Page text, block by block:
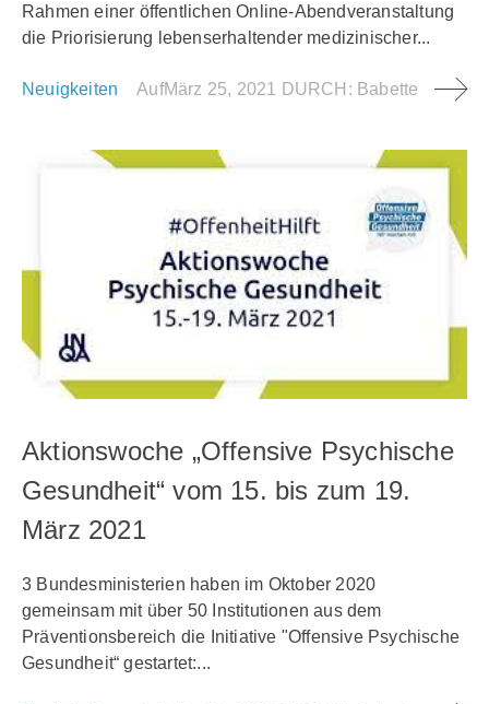
Rahmen einer öffentlichen Online-Abendveranstaltung
die Priorisierung lebenserhaltender medizinischer...
Neuigkeiten AufMärz 25, 2021 DURCH: Babette
Aktionswoche „Offensive Psychische
Gesundheit“ vom 15. bis zum 19.
März 2021
3 Bundesministerien haben im Oktober 2020
gemeinsam mit über 50 Institutionen aus dem
Präventionsbereich die Initiative "Offensive Psychische
Gesundheit“ gestartet:...